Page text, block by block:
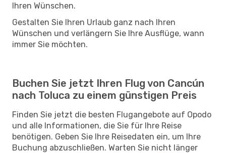
Ihren Wünschen.
Gestalten Sie Ihren Urlaub ganz nach Ihren
Wünschen und verlängern Sie Ihre Ausflüge, wann
immer Sie möchten.
Buchen Sie jetzt Ihren Flug von Cancún
nach Toluca zu einem günstigen Preis
Finden Sie jetzt die besten Flugangebote auf Opodo
und alle Informationen, die Sie für Ihre Reise
benötigen. Geben Sie Ihre Reisedaten ein, um Ihre
Buchung abzuschließen. Warten Sie nicht länger